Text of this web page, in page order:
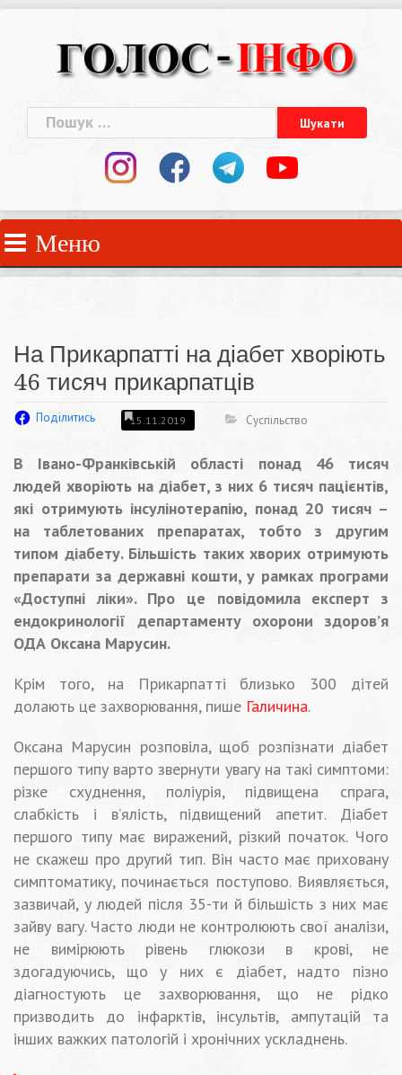
Пошук:
Меню
На Прикарпатті на діабет хворіють
46 тисяч прикарпатців
Поділитись 15.11.2019 Суспільство
В Івано-Франківській області понад 46 тисяч
людей хворіють на діабет, з них 6 тисяч пацієнтів,
які отримують інсулінотерапію, понад 20 тисяч –
на таблетованих препаратах, тобто з другим
типом діабету. Більшість таких хворих отримують
препарати за державні кошти, у рамках програми
«Доступні ліки». Про це повідомила експерт з
ендокринології департаменту охорони здоров’я
ОДА Оксана Марусин.
Крім того, на Прикарпатті близько 300 дітей
долають це захворювання, пише Галичина.
Оксана Марусин розповіла, щоб розпізнати діабет
першого типу варто звернути увагу на такі симптоми:
різке схуднення, поліурія, підвищена спрага,
слабкість і в’ялість, підвищений апетит. Діабет
першого типу має виражений, різкий початок. Чого
не скажеш про другий тип. Він часто має приховану
симптоматику, починається поступово. Виявляється,
зазвичай, у людей після 35-ти й більшість з них має
зайву вагу. Часто люди не контролюють свої аналізи,
не вимірюють рівень глюкози в крові, не
здогадуючись, що у них є діабет, надто пізно
діагностують це захворювання, що не рідко
призводить до інфарктів, інсультів, ампутацій та
інших важких патологій і хронічних ускладнень.